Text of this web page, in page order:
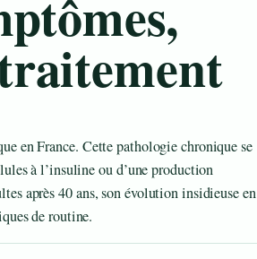
en France. Cette pathologie chronique se
à l’insuline ou d’une production
après 40 ans, son évolution insidieuse en
de routine.